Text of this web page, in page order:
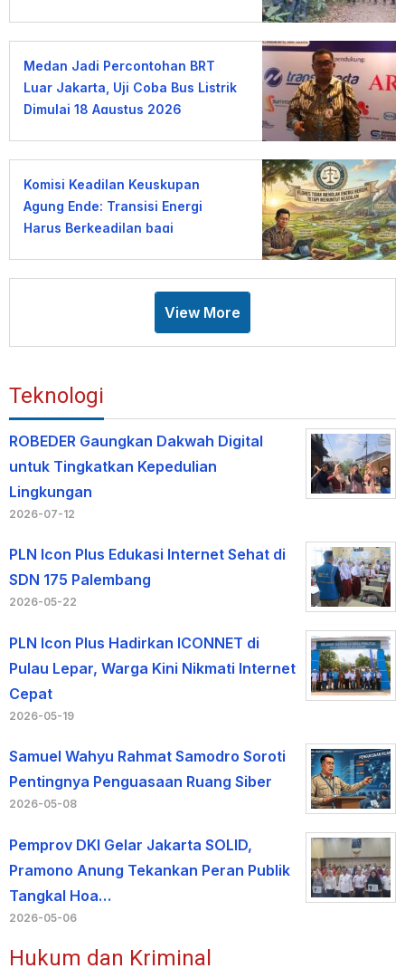
Medan Jadi Percontohan BRT
Luar Jakarta, Uji Coba Bus Listrik
Dimulai 18 Agustus 2026
Komisi Keadilan Keuskupan
Agung Ende: Transisi Energi
Harus Berkeadilan bagi
View More
Teknologi
ROBEDER Gaungkan Dakwah Digital
untuk Tingkatkan Kepedulian
Lingkungan
2026-07-12
PLN Icon Plus Edukasi Internet Sehat di
SDN 175 Palembang
2026-05-22
PLN Icon Plus Hadirkan ICONNET di
Pulau Lepar, Warga Kini Nikmati Internet
Cepat
2026-05-19
Samuel Wahyu Rahmat Samodro Soroti
Pentingnya Penguasaan Ruang Siber
2026-05-08
Pemprov DKI Gelar Jakarta SOLID,
Pramono Anung Tekankan Peran Publik
Tangkal Hoa…
2026-05-06
Hukum dan Kriminal